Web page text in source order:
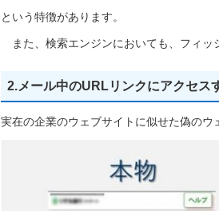
という特徴があります。
また、検索エンジンにおいても、フィッ
2.メール中のURLリンクにアクセス
実在の企業のウェブサイトに似せた偽のウ